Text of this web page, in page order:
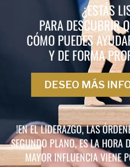
¿ESTÁS
PARA DESCUBRIR
CÓMO PUEDES
Y DE FORMA
DESEO MÁS
!EN EL LIDERAZGO, LAS
SEGUNDO PLANO, ES LA HORA
MAYOR INFLUENCIA VIENE